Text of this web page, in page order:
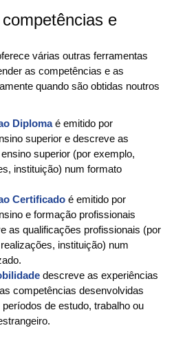
e
várias outras ferramentas
as competências e as
quando são obtidas noutros
Diplomaé emitido por
superior e descreve as
superior (por exemplo,
instituição) num formato
Certificado é emitido por
e formação profissionais
as qualificações profissionais (por
instituição) num
descreve as experiências
competências desenvolvidas
de estudo, trabalho ou